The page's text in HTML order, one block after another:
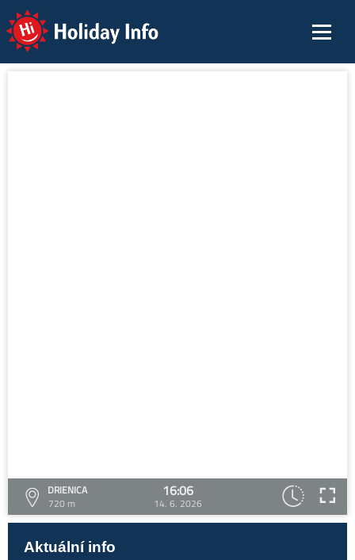
Holiday Info
DRIENICA
720 m
16:06
14. 6. 2026
Aktuální info